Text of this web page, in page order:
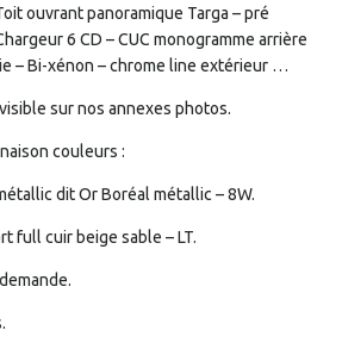
ouvrant panoramique Targa – pré
6 CD – CUC monogramme arrière
– Bi-xénon – chrome line extérieur …
sur nos annexes photos.
couleurs :
dit Or Boréal métallic – 8W.
full cuir beige sable – LT.